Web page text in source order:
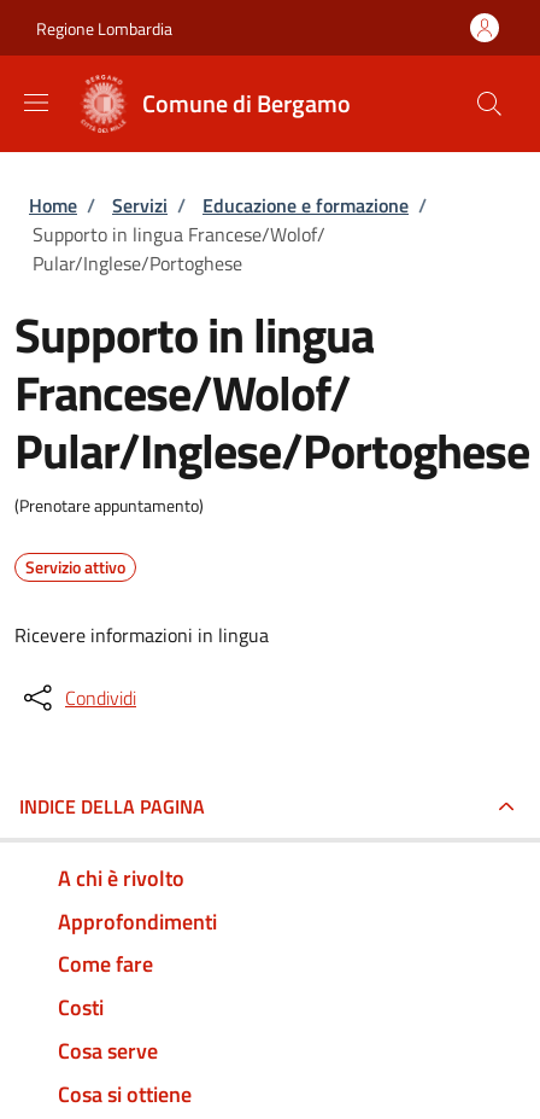
Regione Lombardia
Comune di Bergamo
Briciole di pane
Home / Servizi / Educazione e formazione /
Supporto in lingua Francese/Wolof/
Pular/Inglese/Portoghese
Supporto in lingua
Francese/Wolof/
Pular/Inglese/Portoghese
(Prenotare appuntamento)
Servizio attivo
Ricevere informazioni in lingua
Condividi
INDICE DELLA PAGINA
A chi è rivolto
Approfondimenti
Come fare
Costi
Cosa serve
Cosa si ottiene